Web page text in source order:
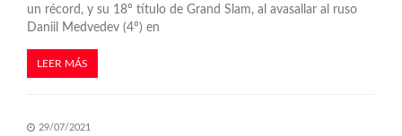
un récord, y su 18º título de Grand Slam, al avasallar al ruso
Daniil Medvedev (4º) en
LEER MÁS
29/07/2021